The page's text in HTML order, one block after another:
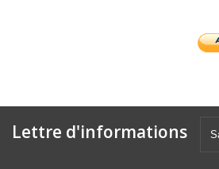
Lettre d'informations